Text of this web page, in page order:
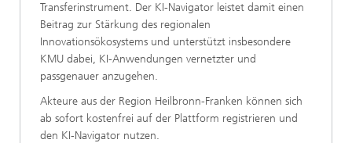
Transferinstrument. Der KI-Navigator leistet damit einen
Beitrag zur Stärkung des regionalen
Innovationsökosystems und unterstützt insbesondere
KMU dabei, KI-Anwendungen vernetzter und
passgenauer anzugehen.
Akteure aus der Region Heilbronn-Franken können sich
ab sofort kostenfrei auf der Plattform registrieren und
den KI-Navigator nutzen.